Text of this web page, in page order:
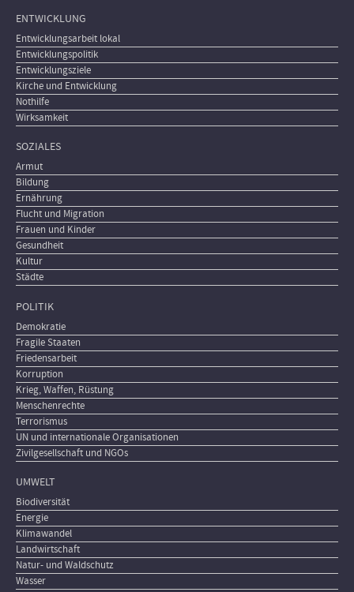
ENTWICKLUNG
Entwicklungsarbeit lokal
Entwicklungspolitik
Entwicklungsziele
Kirche und Entwicklung
Nothilfe
Wirksamkeit
SOZIALES
Armut
Bildung
Ernährung
Flucht und Migration
Frauen und Kinder
Gesundheit
Kultur
Städte
POLITIK
Demokratie
Fragile Staaten
Friedensarbeit
Korruption
Krieg, Waffen, Rüstung
Menschenrechte
Terrorismus
UN und internationale Organisationen
Zivilgesellschaft und NGOs
UMWELT
Biodiversität
Energie
Klimawandel
Landwirtschaft
Natur- und Waldschutz
Wasser